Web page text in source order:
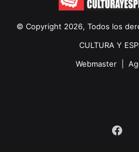
© Copyright 2026, Todos los
CULTURA Y
Webmaster |